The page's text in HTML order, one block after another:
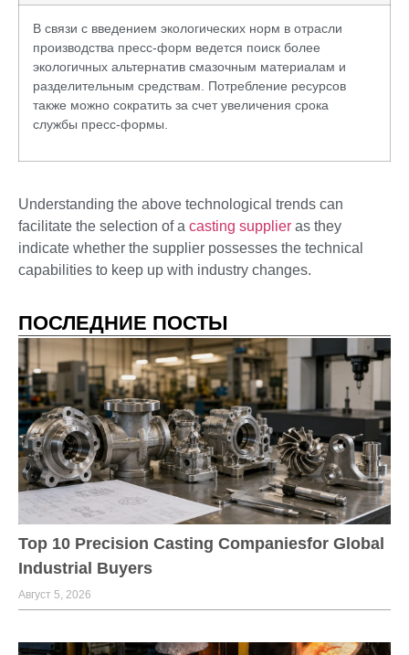
В связи с введением экологических норм в отрасли
производства пресс-форм ведется поиск более
экологичных альтернатив смазочным материалам и
разделительным средствам. Потребление ресурсов
также можно сократить за счет увеличения срока
службы пресс-формы.
Understanding the above technological trends can
facilitate the selection of a casting supplier as they
indicate whether the supplier possesses the technical
capabilities to keep up with industry changes.
ПОСЛЕДНИЕ ПОСТЫ
Top 10 Precision Casting Companiesfor Global
Industrial Buyers
Август 5, 2026